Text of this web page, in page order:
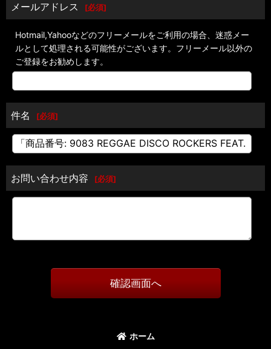
メールアドレス [必須]
Hotmail,Yahooなどのフリーメールをご利用の場合、迷惑メー
ルとして処理される可能性がございます。フリーメール以外の
ご登録をお勧めします。
件名 [必須]
お問い合わせ内容 [必須]
確認画面へ
ホーム